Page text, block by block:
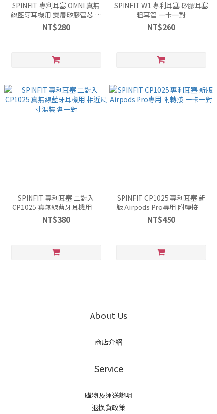
SPINFIT 專利耳塞 OMNI 真無
線藍牙耳機用 雙層矽膠管芯 一
對入
NT$280
SPINFIT W1 專利耳塞 矽膠耳塞
粗耳管 一卡一對
NT$260
SPINFIT 專利耳塞 二對入
CP1025 真無線藍牙耳機用 相
近尺寸混裝 各一對
NT$380
SPINFIT CP1025 專利耳塞 新
版 Airpods Pro專用 附轉接 一
卡一對
NT$450
About Us
商店介紹
Service
購物及運送說明
退換貨政策